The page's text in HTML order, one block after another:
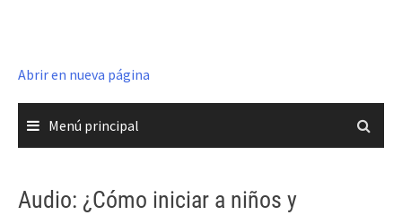
Abrir en nueva página
Menú principal
Audio: ¿Cómo iniciar a niños y